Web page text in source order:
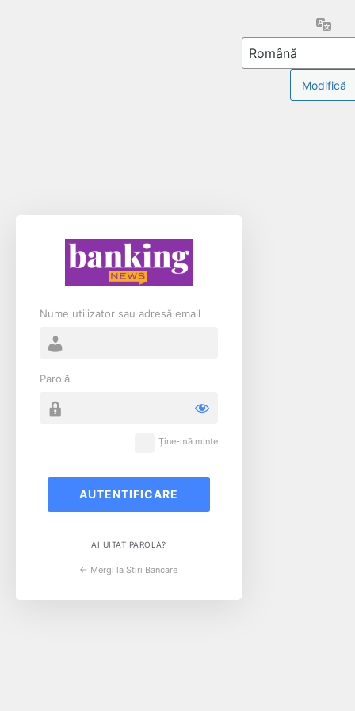
Nume utilizator sau adresă email
Parolă
Ține-mă minte
AI UITAT PAROLA?
← Mergi la Stiri Bancare